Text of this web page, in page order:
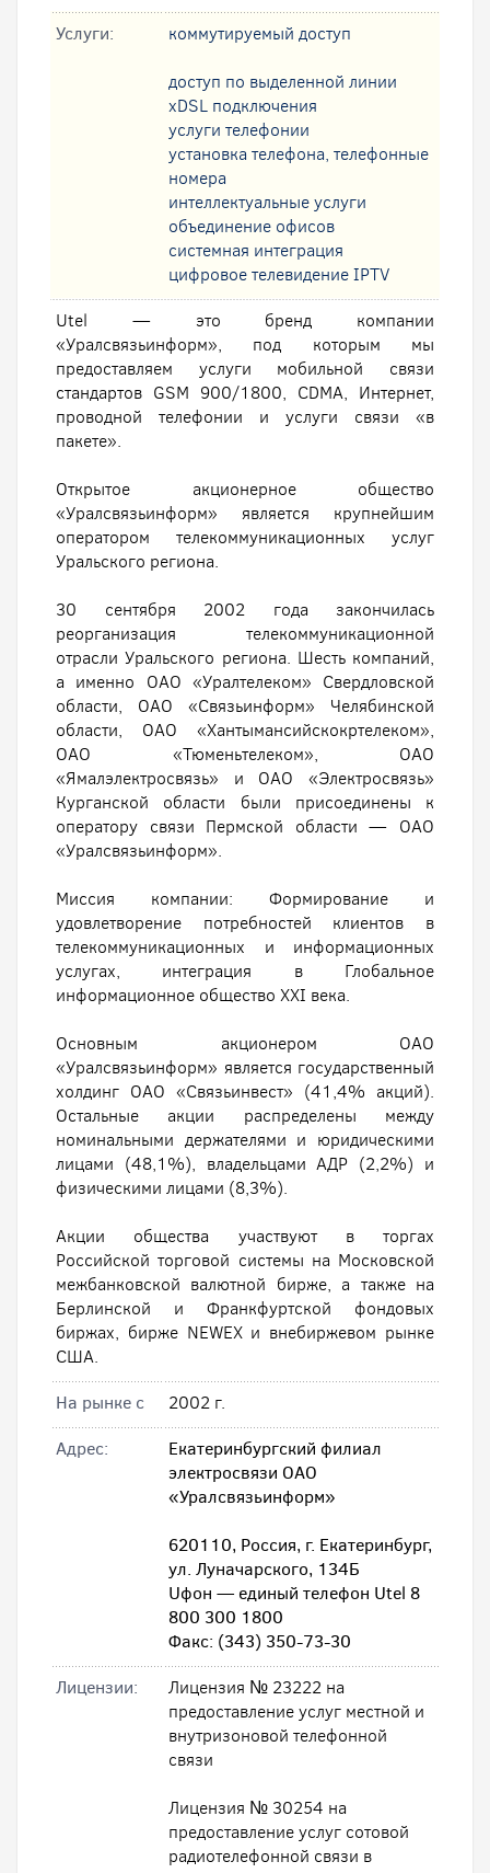
Услуги:
коммутируемый доступ
доступ по выделенной линии
xDSL подключения
услуги телефонии
установка телефона, телефонные
номера
интеллектуальные услуги
oбъединение офисов
системная интеграция
цифровое телевидение IPTV
Utel — это бренд компании
«Уралсвязьинформ», под которым мы
предоставляем услуги мобильной связи
стандартов GSM 900/1800, CDMA, Интернет,
проводной телефонии и услуги связи «в
пакете».
Открытое акционерное общество
«Уралсвязьинформ» является крупнейшим
оператором телекоммуникационных услуг
Уральского региона.
30 сентября 2002 года закончилась
реорганизация телекоммуникационной
отрасли Уральского региона. Шесть компаний,
а именно ОАО «Уралтелеком» Свердловской
области, ОАО «Связьинформ» Челябинской
области, ОАО «Хантымансийскокртелеком»,
ОАО «Тюменьтелеком», ОАО
«Ямалэлектросвязь» и ОАО «Электросвязь»
Курганской области были присоединены к
оператору связи Пермской области — ОАО
«Уралсвязьинформ».
Миссия компании: Формирование и
удовлетворение потребностей клиентов в
телекоммуникационных и информационных
услугах, интеграция в Глобальное
информационное общество XXI века.
Основным акционером ОАО
«Уралсвязьинформ» является государственный
холдинг ОАО «Связьинвест» (41,4% акций).
Остальные акции распределены между
номинальными держателями и юридическими
лицами (48,1%), владельцами АДР (2,2%) и
физическими лицами (8,3%).
Акции общества участвуют в торгах
Российской торговой системы на Московской
межбанковской валютной бирже, а также на
Берлинской и Франкфуртской фондовых
биржах, бирже NEWEX и внебиржевом рынке
США.
На рынке с
2002 г.
Адрес:
Екатеринбургский филиал
электросвязи ОАО
«Уралсвязьинформ»
620110, Россия, г. Екатеринбург,
ул. Луначарского, 134Б
Uфон — единый телефон Utel 8
800 300 1800
Факс: (343) 350-73-30
Лицензии:
Лицензия № 23222 на
предоставление услуг местной и
внутризоновой телефонной
связи
Лицензия № 30254 на
предоставление услуг сотовой
радиотелефонной связи в